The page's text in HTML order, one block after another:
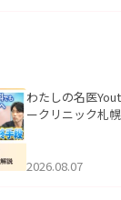
わたしの名医
ークリニック札
ました。
2026.08.07